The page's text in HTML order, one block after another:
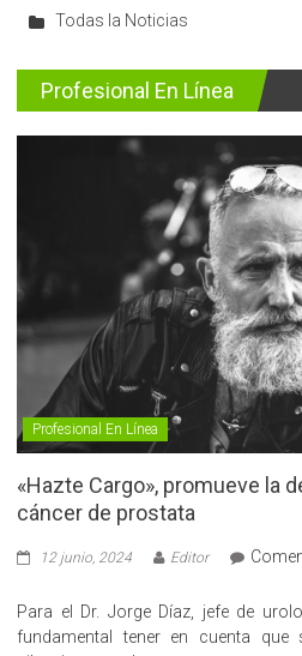
Todas la Noticias
Profesional En Línea
Profesional En Línea
«Hazte Cargo», promueve la
cáncer de prostata
12 junio, 2024 Editor
Para el Dr. Jorge Díaz, jefe de
fundamental tener en cuenta que